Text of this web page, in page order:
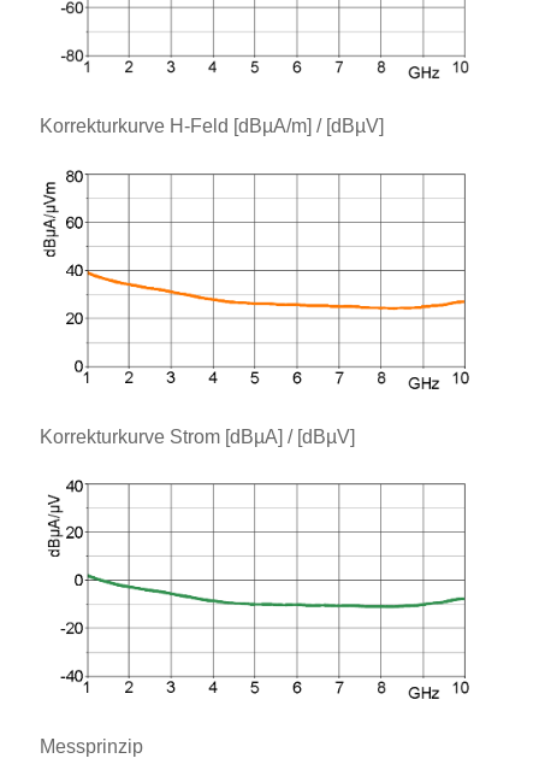
Korrekturkurve H-Feld [dBµA/m] / [dBµV]
Korrekturkurve Strom [dBµA] / [dBµV]
Messprinzip